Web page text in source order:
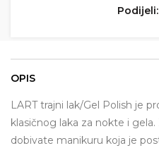
Podijeli
OPIS
LART trajni lak/Gel Polish je
klasičnog laka za nokte i
dobivate manikuru koja je